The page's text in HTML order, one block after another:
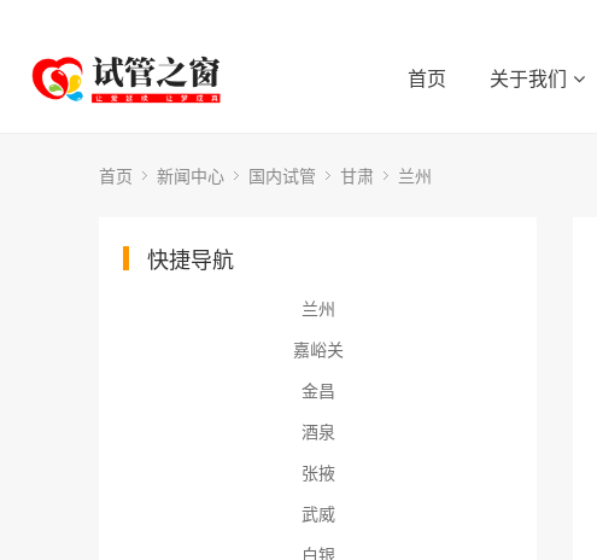
首页 关于我们
首页 新闻中心 国内试管 甘肃 兰州
快捷导航
兰州
嘉峪关
金昌
酒泉
张掖
武威
白银